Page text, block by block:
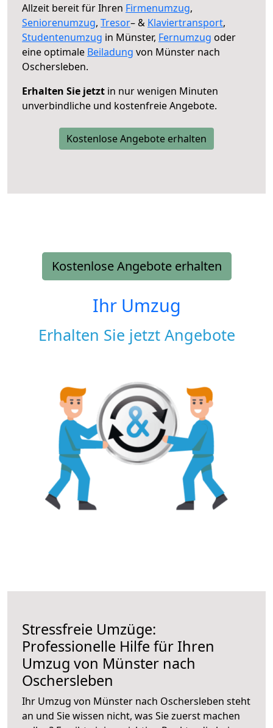
Allzeit bereit für Ihren Firmenumzug,
Seniorenumzug, Tresor– & Klaviertransport,
Studentenumzug in Münster, Fernumzug oder
eine optimale Beiladung von Münster nach
Oschersleben.
Erhalten Sie jetzt in nur wenigen Minuten
unverbindliche und kostenfreie Angebote.
Kostenlose Angebote erhalten
Kostenlose Angebote erhalten
Ihr Umzug
Erhalten Sie jetzt Angebote
Stressfreie Umzüge:
Professionelle Hilfe für Ihren
Umzug von Münster nach
Oschersleben
Ihr Umzug von Münster nach Oschersleben steht
an und Sie wissen nicht, was Sie zuerst machen